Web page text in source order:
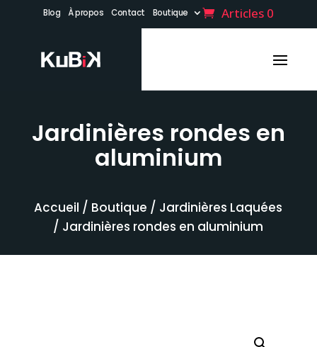
Blog À propos Contact Boutique Articles 0
Jardinières rondes en
aluminium
Accueil / Boutique / Jardinières Laquées
/ Jardinières rondes en aluminium